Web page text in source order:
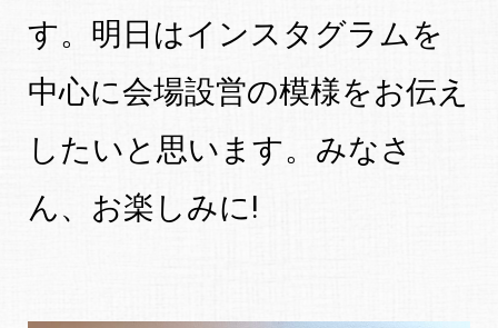
す。明日はインスタグラムを
中心に会場設営の模様をお伝え
したいと思います。みなさ
ん、お楽しみに!